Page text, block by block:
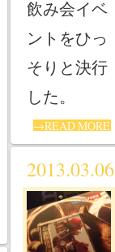
飲み会イベ
ントをひっ
そりと決行
した。
→READ MORE
2013.03.06